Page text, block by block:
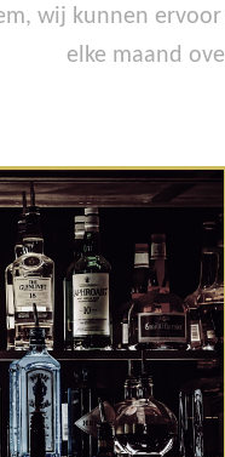
wij kunnen
elke maand